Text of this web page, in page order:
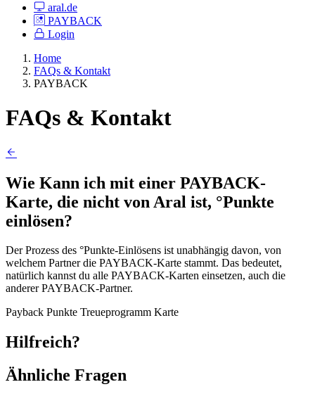
aral.de
PAYBACK
Login
Home
FAQs & Kontakt
PAYBACK
FAQs & Kontakt
Wie Kann ich mit einer PAYBACK-
Karte, die nicht von Aral ist, °Punkte
einlösen?
Der Prozess des °Punkte-Einlösens ist unabhängig davon, von
welchem Partner die PAYBACK-Karte stammt. Das bedeutet,
natürlich kannst du alle PAYBACK-Karten einsetzen, auch die
anderer PAYBACK-Partner.
Payback Punkte Treueprogramm Karte
Hilfreich?
Ähnliche Fragen